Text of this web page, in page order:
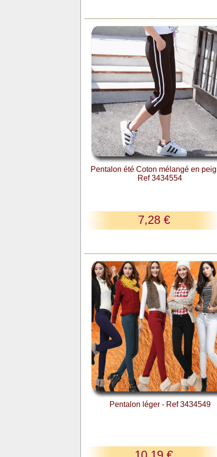
Pentalon été Coton mélangé en
Ref 3434554
7,28 €
Pentalon léger - Ref 3434549